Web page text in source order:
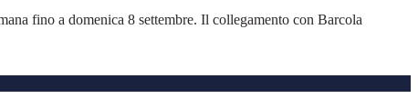
fino a domenica 8 settembre. Il collegamento con Barcola